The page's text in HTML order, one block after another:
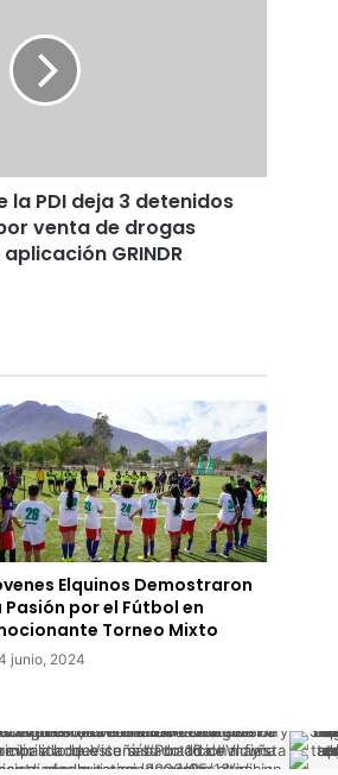
la PDI deja 3 detenidos
venta de drogas
GRINDR
Elquinos Demostraron
Pasión por el Fútbol en
Torneo Mixto
junio, 2024